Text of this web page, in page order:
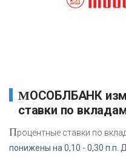
МОСОБЛБАНК изменил процентные
ставки по
Процентные ставки по
понижены на 0,10 - 0,30 п.п.